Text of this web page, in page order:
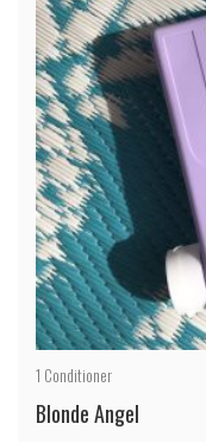
1 Conditioner
Blonde Angel